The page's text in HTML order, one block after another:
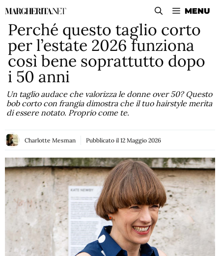
Vai
contenuto
MENU
Perché questo taglio corto
per l’estate 2026 funziona
così bene soprattutto dopo
i 50 anni
Un taglio audace che valorizza le donne over 50? Questo
bob corto con frangia dimostra che il tuo hairstyle merita
di essere notato. Proprio come te.
Charlotte Mesman Pubblicato il 12 Maggio 2026